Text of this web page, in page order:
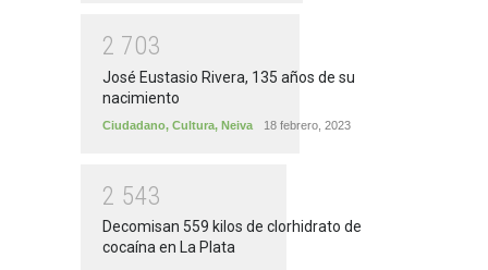
2 703
José Eustasio Rivera, 135 años de su
nacimiento
Ciudadano, Cultura, Neiva 18 febrero, 2023
2 543
Decomisan 559 kilos de clorhidrato de
cocaína en La Plata